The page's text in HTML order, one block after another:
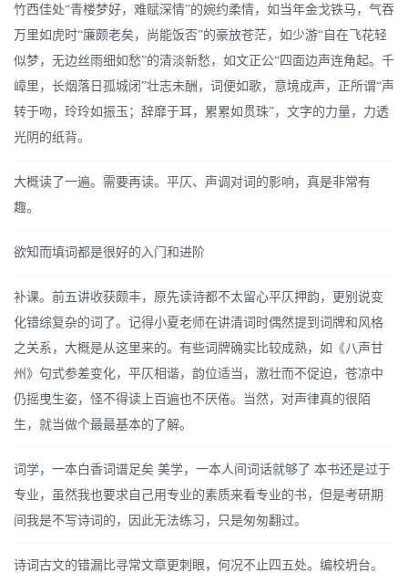
竹西佳处“青楼梦好，难赋深情”的婉约柔情，如当年金戈铁马，气吞
万里如虎时“廉颇老矣，尚能饭否”的豪放苍茫，如少游“自在飞花轻
似梦，无边丝雨细如愁”的清淡新愁，如文正公“四面边声连角起。千
嶂里，长烟落日孤城闭”壮志未酬，词便如歌，意境成声，正所谓“声
转于吻，玲玲如振玉；辞靡于耳，累累如贯珠”，文字的力量，力透
光阴的纸背。
大概读了一遍。需要再读。平仄、声调对词的影响，真是非常有
趣。
欲知而填词都是很好的入门和进阶
补课。前五讲收获颇丰，原先读诗都不太留心平仄押韵，更别说变
化错综复杂的词了。记得小夏老师在讲清词时偶然提到词牌和风格
之关系，大概是从这里来的。有些词牌确实比较成熟，如《八声甘
州》句式参差变化，平仄相谐，韵位适当，激壮而不促迫，苍凉中
仍摇曳生姿，怪不得读上百遍也不厌倦。当然，对声律真的很陌
生，就当做个最最基本的了解。
词学，一本白香词谱足矣 美学，一本人间词话就够了 本书还是过于
专业，虽然我也要求自己用专业的素质来看专业的书，但是考研期
间我是不写诗词的，因此无法练习，只是匆匆翻过。
诗词古文的错漏比寻常文章更刺眼，何况不止四五处。编校坍台。